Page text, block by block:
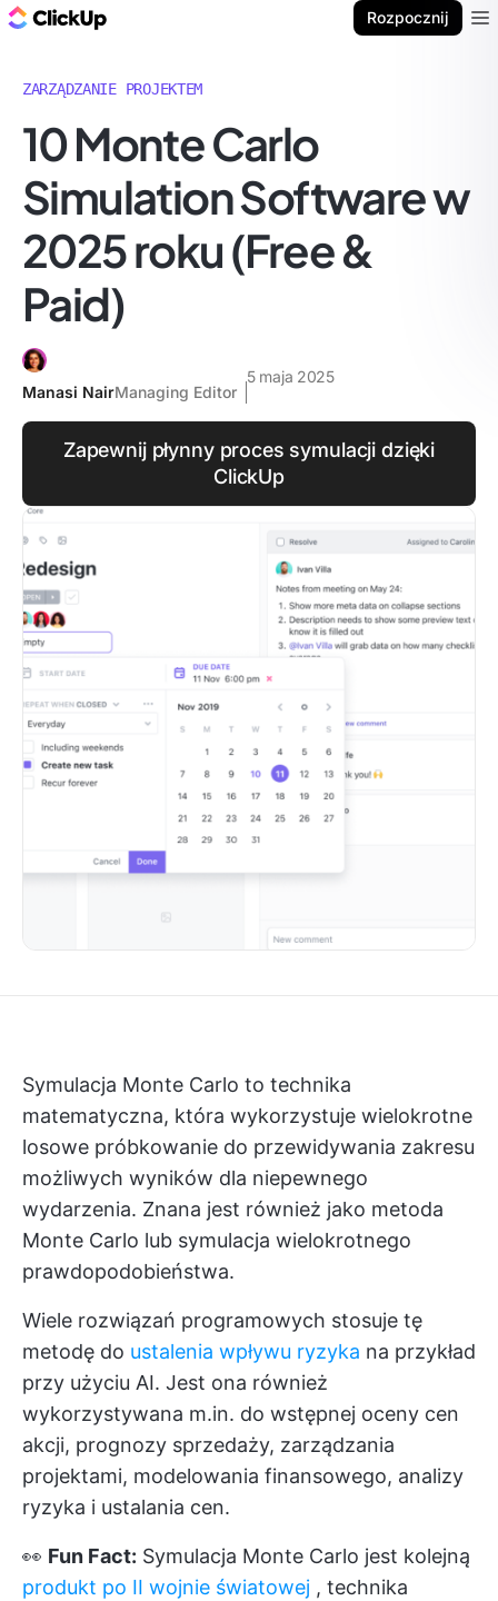
Rozpocznij
ZARZĄDZANIE PROJEKTEM
10 Monte Carlo
Simulation Software w
2025 roku (Free &
Paid)
Manasi NairManaging Editor
5 maja 2025
Zapewnij płynny proces symulacji dzięki
ClickUp
Symulacja Monte Carlo to technika
matematyczna, która wykorzystuje wielokrotne
losowe próbkowanie do przewidywania zakresu
możliwych wyników dla niepewnego
wydarzenia. Znana jest również jako metoda
Monte Carlo lub symulacja wielokrotnego
prawdopodobieństwa.
Wiele rozwiązań programowych stosuje tę
metodę do ustalenia wpływu ryzyka na przykład
przy użyciu AI. Jest ona również
wykorzystywana m.in. do wstępnej oceny cen
akcji, prognozy sprzedaży, zarządzania
projektami, modelowania finansowego, analizy
ryzyka i ustalania cen.
👀 Fun Fact: Symulacja Monte Carlo jest kolejną
produkt po II wojnie światowej , technika